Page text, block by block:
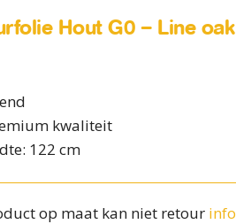
Hout G0 – Line oak
kwaliteit
122 cm
op maat kan niet retour info